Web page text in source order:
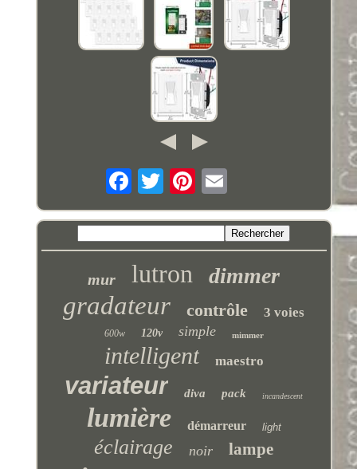
mur lutron dimmer
gradateur contrôle 3 voies
600w 120v simple mimmer
intelligent maestro
variateur diva pack incandescent
lumière démarreur light
éclairage noir lampe